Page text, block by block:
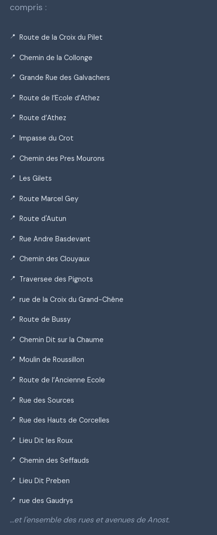
compris :
Route de la Croix du Pilet
Chemin de la Collonge
Grande Rue des Galvachers
Route de l’Ecole d’Athez
Route d’Athez
Impasse du Crot
Chemin des Pres Mourons
Les Gilets
Route Marcel Gey
Route d'Autun
Rue Andre Basdevant
Chemin des Clouyaux
Traversee des Pignots
rue de la Croix du Grand-Chêne
Route de Bussy
Chemin Dit sur la Chaume
Moulin de Roussillon
Route de l’Ancienne Ecole
Rue des Sources
Rue des Hauts de Corcelles
Lieu Dit les Roux
Chemin des Seffauds
Lieu Dit Preben
rue des Gaudrys
…et l'ensemble des rues et avenues de Anost.